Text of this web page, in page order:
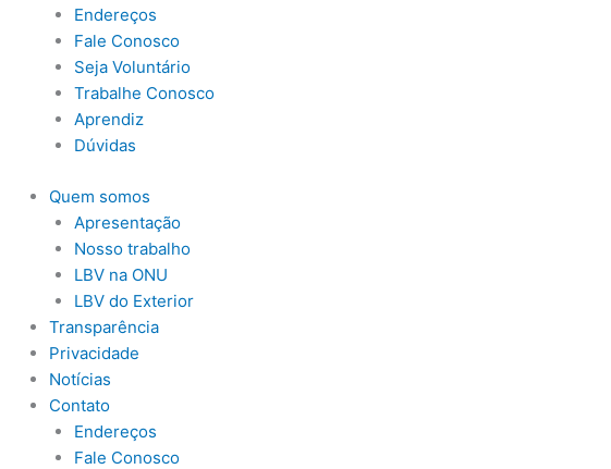
Endereços
Fale Conosco
Seja Voluntário
Trabalhe Conosco
Aprendiz
Dúvidas
Quem somos
Apresentação
Nosso trabalho
LBV na ONU
LBV do Exterior
Transparência
Privacidade
Notícias
Contato
Endereços
Fale Conosco